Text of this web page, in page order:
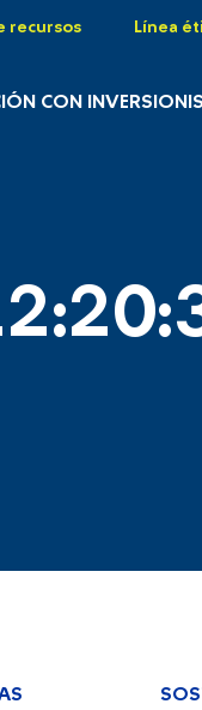
recursos Línea
CON